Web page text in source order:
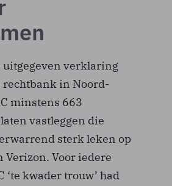
uitgegeven verklaring
rechtbank in Noord-
minstens 663
vastleggen die
sterk leken op
Voor iedere
kwader trouw’ had